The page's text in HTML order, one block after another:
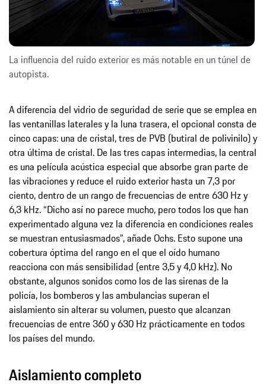
La influencia del ruido exterior es más notable en un túnel de
autopista.
A diferencia del vidrio de seguridad de serie que se emplea en
las ventanillas laterales y la luna trasera, el opcional consta de
cinco capas: una de cristal, tres de PVB (butiral de polivinilo) y
otra última de cristal. De las tres capas intermedias, la central
es una película acústica especial que absorbe gran parte de
las vibraciones y reduce el ruido exterior hasta un 7,3 por
ciento, dentro de un rango de frecuencias de entre 630 Hz y
6,3 kHz. “Dicho así no parece mucho, pero todos los que han
experimentado alguna vez la diferencia en condiciones reales
se muestran entusiasmados”, añade Ochs. Esto supone una
cobertura óptima del rango en el que el oído humano
reacciona con más sensibilidad (entre 3,5 y 4,0 kHz). No
obstante, algunos sonidos como los de las sirenas de la
policía, los bomberos y las ambulancias superan el
aislamiento sin alterar su volumen, puesto que alcanzan
frecuencias de entre 360 y 630 Hz prácticamente en todos
los países del mundo.
Aislamiento completo